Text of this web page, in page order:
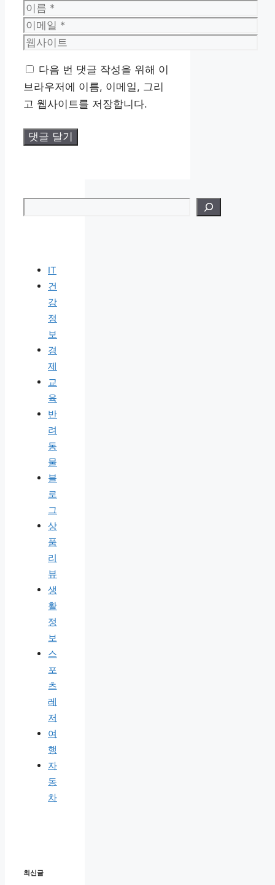
이
름
이
메
웹
이
트
다음 번 댓글 작성을 위해 이
브라우저에 이름, 이메일, 그리
고 웹사이트를 저장합니다.
IT
건
강
정
보
경
제
교
육
반
려
동
물
블
로
그
상
품
리
뷰
생
활
정
보
스
포
츠
레
저
여
행
자
동
차
최신글